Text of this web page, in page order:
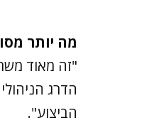
מה יותר
"זה מאוד
הדרג
הביצוע".